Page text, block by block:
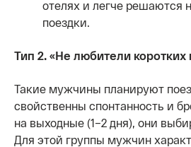
отелях и легче решаются
поездки.
Тип 2. «Не любители коротких
Такие мужчины планируют
свойственны спонтанность и
на выходные (1–2 дня), они
Для этой группы мужчин